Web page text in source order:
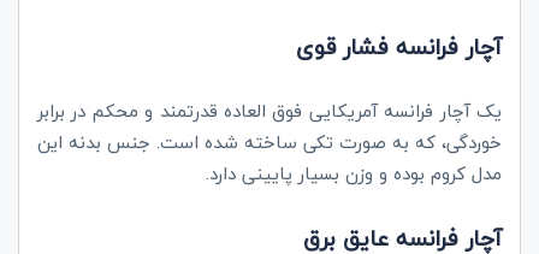
آچار فرانسه فشار قوی
یک آچار فرانسه آمریکایی فوق العاده قدرتمند و محکم در برابر
خوردگی، که به صورت تکی ساخته شده است. جنس بدنه این
مدل کروم بوده و وزن بسیار پایینی دارد.
آچار فرانسه عایق برق